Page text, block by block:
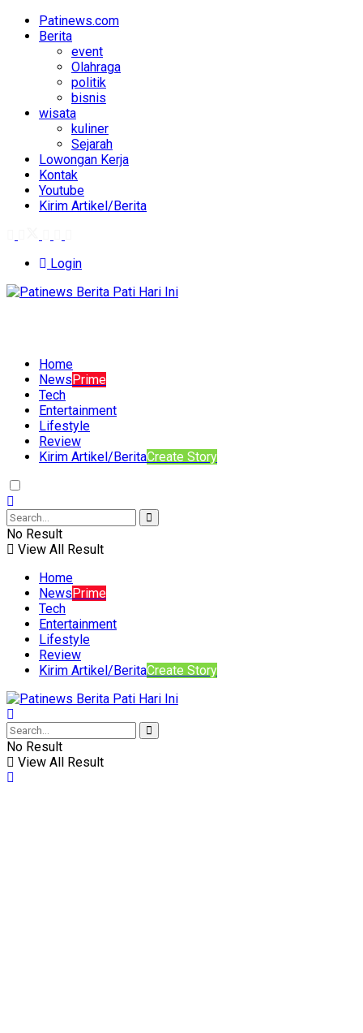
Patinews.com
Berita
event
Olahraga
politik
bisnis
wisata
kuliner
Sejarah
Lowongan Kerja
Kontak
Youtube
Kirim Artikel/Berita
Login
Home
NewsPrime
Tech
Entertainment
Lifestyle
Review
Kirim Artikel/BeritaCreate Story
No Result
View All Result
Home
NewsPrime
Tech
Entertainment
Lifestyle
Review
Kirim Artikel/BeritaCreate Story
No Result
View All Result